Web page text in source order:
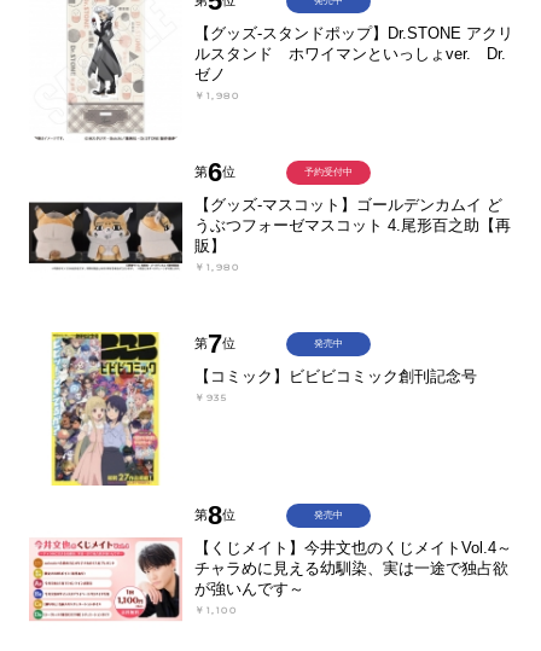
【グッズ-スタンドポップ】Dr.STONE アクリ
ルスタンド ホワイマンといっしょver. Dr.
ゼノ
￥1,980
第6位
【グッズ-マスコット】ゴールデンカムイ ど
うぶつフォーゼマスコット 4.尾形百之助【再
販】
￥1,980
予約受付中
第7位
【コミック】ビビビコミック創刊記念号
￥935
発売中
第8位
【くじメイト】今井文也のくじメイトVol.4～
チャラめに見える幼馴染、実は一途で独占欲
が強いんです～
￥1,100
発売中